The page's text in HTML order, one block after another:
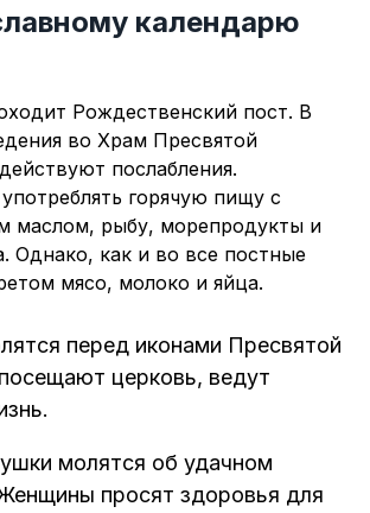
календарю
Рождественский пост. В
во Храм Пресвятой
послабления.
горячую пищу с
маслом, рыбу, морепродукты и
Однако, как и во все постные
мясо, молоко и яйца.
перед иконами Пресвятой
церковь, ведут
молятся об удачном
просят здоровья для